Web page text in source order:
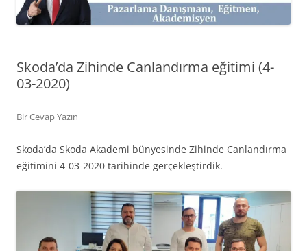
Skoda’da Zihinde Canlandırma eğitimi (4-
03-2020)
Bir Cevap Yazın
Skoda’da Skoda Akademi bünyesinde Zihinde Canlandırma
eğitimini 4-03-2020 tarihinde gerçekleştirdik.